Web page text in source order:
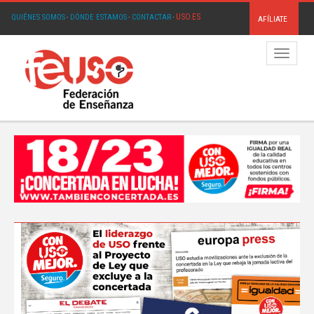
QUIÉNES SOMOS· DÓNDE ESTAMOS· CONTACTAR· USO.ES AFÍLIATE
Menú